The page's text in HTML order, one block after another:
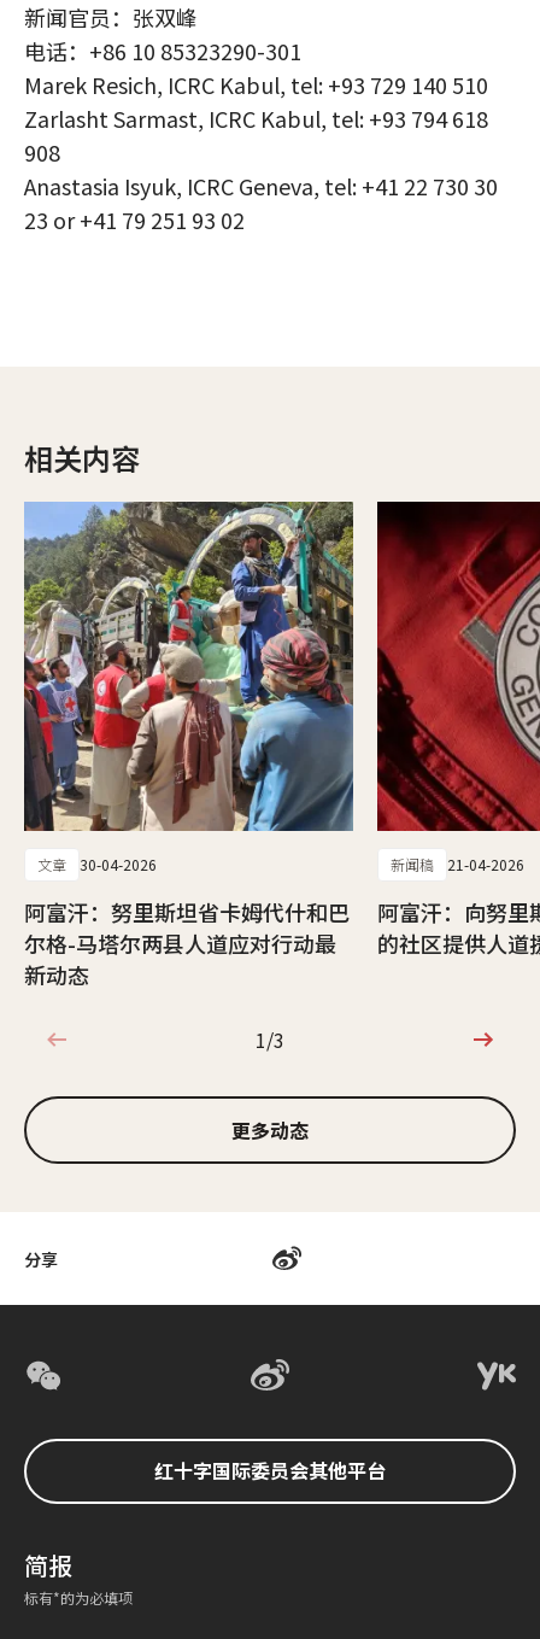
分享
新闻官员：张双峰
电话：+86 10 85323290-301
Marek Resich, ICRC Kabul, tel: +93 729 140 510
Zarlasht Sarmast, ICRC Kabul, tel: +93 794 618
908
Anastasia Isyuk, ICRC Geneva, tel: +41 22 730 30
23 or +41 79 251 93 02
相关内容
文章 30-04-2026
阿富汗：努里斯坦省卡姆代什和巴
尔格-马塔尔两县人道应对行动最
新动态
新闻稿 21-04-2026
阿富汗：向努里
的社区提供人道
1/3
1/3
更多动态
红十字国际委员会其他平台
简报
标有*的为必填项